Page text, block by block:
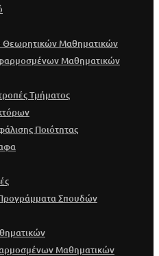
Θεωρητικών Μαθηματικών
Μαθηματικών
Τμήματος
Ποιότητας
Σπουδών
Μαθηματικών